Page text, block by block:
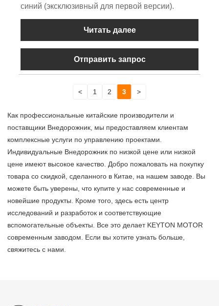
синий (эксклюзивный для первой версии).
Читать далее
Отправить запрос
< 1 2 3 >
Как профессиональные китайские производители и
поставщики Внедорожник, ​​мы предоставляем клиентам
комплексные услуги по управлению проектами.
Индивидуальные Внедорожник по низкой цене или низкой
цене имеют высокое качество. Добро пожаловать на покупку
товара со скидкой, сделанного в Китае, на нашем заводе. Вы
можете быть уверены, что купите у нас современные и
новейшие продукты. Кроме того, здесь есть центр
исследований и разработок и соответствующие
вспомогательные объекты. Все это делает KEYTON MOTOR
современным заводом. Если вы хотите узнать больше,
свяжитесь с нами.